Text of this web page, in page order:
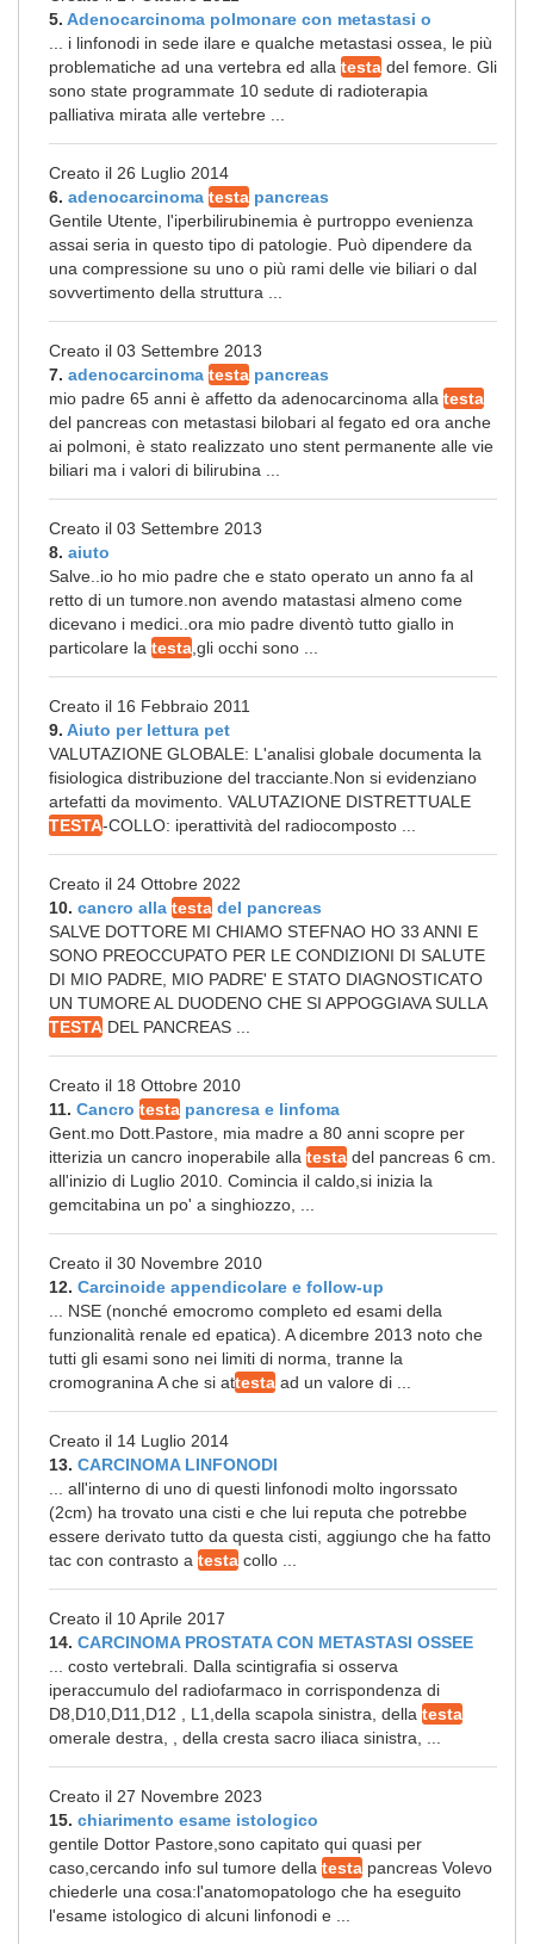
5. Adenocarcinoma polmonare con metastasi o
... i linfonodi in sede ilare e qualche metastasi ossea, le più
problematiche ad una vertebra ed alla testa del femore. Gli
sono state programmate 10 sedute di radioterapia
palliativa mirata alle vertebre ...
Creato il 26 Luglio 2014
6. adenocarcinoma testa pancreas
Gentile Utente, l'iperbilirubinemia è purtroppo evenienza
assai seria in questo tipo di patologie. Può dipendere da
una compressione su uno o più rami delle vie biliari o dal
sovvertimento della struttura ...
Creato il 03 Settembre 2013
7. adenocarcinoma testa pancreas
mio padre 65 anni è affetto da adenocarcinoma alla testa
del pancreas con metastasi bilobari al fegato ed ora anche
ai polmoni, è stato realizzato uno stent permanente alle vie
biliari ma i valori di bilirubina ...
Creato il 03 Settembre 2013
8. aiuto
Salve..io ho mio padre che e stato operato un anno fa al
retto di un tumore.non avendo matastasi almeno come
dicevano i medici..ora mio padre diventò tutto giallo in
particolare la testa ,gli occhi sono ...
Creato il 16 Febbraio 2011
9. Aiuto per lettura pet
VALUTAZIONE GLOBALE: L'analisi globale documenta la
fisiologica distribuzione del tracciante.Non si evidenziano
artefatti da movimento. VALUTAZIONE DISTRETTUALE
TESTA-COLLO: iperattività del radiocomposto ...
Creato il 24 Ottobre 2022
10. cancro alla testa del pancreas
SALVE DOTTORE MI CHIAMO STEFNAO HO 33 ANNI E
SONO PREOCCUPATO PER LE CONDIZIONI DI SALUTE
DI MIO PADRE, MIO PADRE' E STATO DIAGNOSTICATO
UN TUMORE AL DUODENO CHE SI APPOGGIAVA SULLA
TESTA DEL PANCREAS ...
Creato il 18 Ottobre 2010
11. Cancro testa pancresa e linfoma
Gent.mo Dott.Pastore, mia madre a 80 anni scopre per
itterizia un cancro inoperabile alla testa del pancreas 6 cm.
all'inizio di Luglio 2010. Comincia il caldo,si inizia la
gemcitabina un po' a singhiozzo, ...
Creato il 30 Novembre 2010
12. Carcinoide appendicolare e follow-up
... NSE (nonché emocromo completo ed esami della
funzionalità renale ed epatica). A dicembre 2013 noto che
tutti gli esami sono nei limiti di norma, tranne la
cromogranina A che si attesta ad un valore di ...
Creato il 14 Luglio 2014
13. CARCINOMA LINFONODI
... all'interno di uno di questi linfonodi molto ingorssato
(2cm) ha trovato una cisti e che lui reputa che potrebbe
essere derivato tutto da questa cisti, aggiungo che ha fatto
tac con contrasto a testa collo ...
Creato il 10 Aprile 2017
14. CARCINOMA PROSTATA CON METASTASI OSSEE
... costo vertebrali. Dalla scintigrafia si osserva
iperaccumulo del radiofarmaco in corrispondenza di
D8,D10,D11,D12 , L1,della scapola sinistra, della testa
omerale destra, , della cresta sacro iliaca sinistra, ...
Creato il 27 Novembre 2023
15. chiarimento esame istologico
gentile Dottor Pastore,sono capitato qui quasi per
caso,cercando info sul tumore della testa pancreas Volevo
chiederle una cosa:l'anatomopatologo che ha eseguito
l'esame istologico di alcuni linfonodi e ...